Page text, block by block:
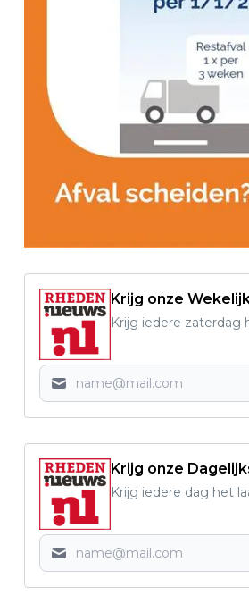
Krijg onze
Krijg iedere zaterdag
Krijg onze
Krijg iedere dag het